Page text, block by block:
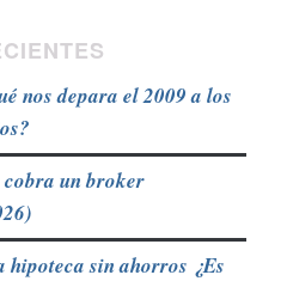
nos depara el 2009 a los
cobra un broker
hipoteca sin ahorros ¿Es